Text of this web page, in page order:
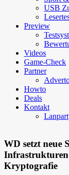
USB
Preview
Videos
Game-Check
Partner
Howto
Deals
Kontakt
WD setzt neue
Kryptografie